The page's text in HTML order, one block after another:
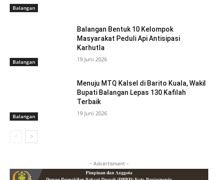
Balangan
Balangan
Balangan Bentuk 10 Kelompok
Masyarakat Peduli Api Antisipasi
Karhutla
19 Juni 2026
Balangan
Menuju MTQ Kalsel di Barito Kuala, Wakil
Bupati Balangan Lepas 130 Kafilah
Terbaik
19 Juni 2026
- Advertisment -